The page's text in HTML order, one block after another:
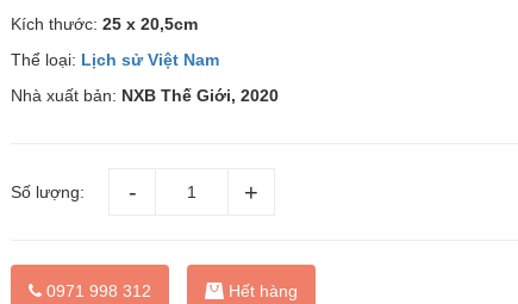
Kích thước:25 x 20,5cm
Thể loại: Lịch sử Việt Nam
Nhà xuất bản: NXB Thế Giới, 2020
Số lượng:
0971 998 312 Hết hàng